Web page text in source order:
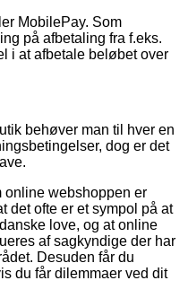
MobilePay. Som
på afbetaling fra f.eks.
i at afbetale beløbet over
behøver man til hver en
dog er det
online webshoppen er
det ofte er et sympol på at
love, og at online
af sagkyndige der har
Desuden får du
du får dilemmaer ved dit